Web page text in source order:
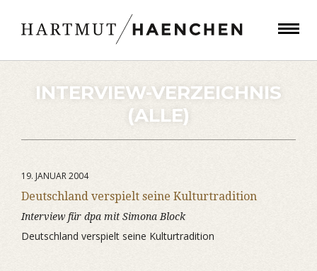
INTERVIEW-VERZEICHNIS
(ALLE)
19. JANUAR 2004
Deutschland verspielt seine Kulturtradition
Interview für dpa mit Simona Block
Deutschland verspielt seine Kulturtradition